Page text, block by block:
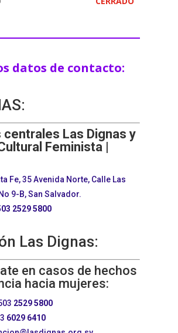
datos de contacto:
centrales Las Dignas y
Feminista |
Fe, 35 Avenida Norte, Calle Las
9-B, San Salvador.
2529 5800
Las Dignas:
en casos de hechos
hacia mujeres:
2529 5800
6029 6410